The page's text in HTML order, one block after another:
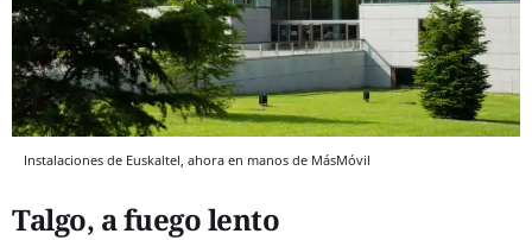
Instalaciones de Euskaltel, ahora en manos de MásMóvil
Talgo, a fuego lento